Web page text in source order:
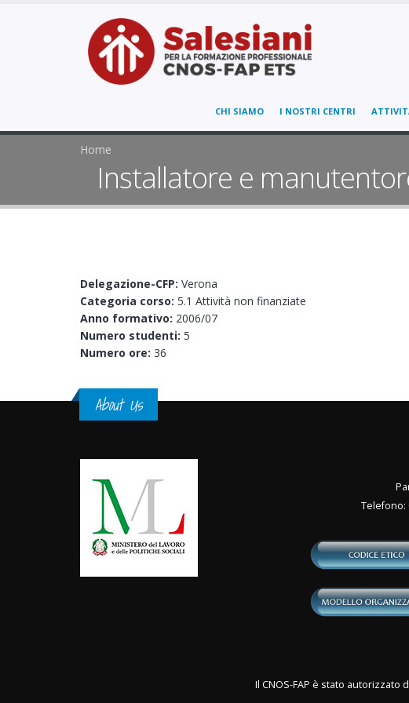
CHI SIAMO I NOSTRI CENTRI
Home
Installatore e
Delegazione-CFP: Verona
Categoria corso: 5.1 Attività non finanziate
Anno formativo: 2006/07
Numero studenti: 5
Numero ore: 36
About Us
Telefono:
Il CNOS-FAP è stato autorizzato